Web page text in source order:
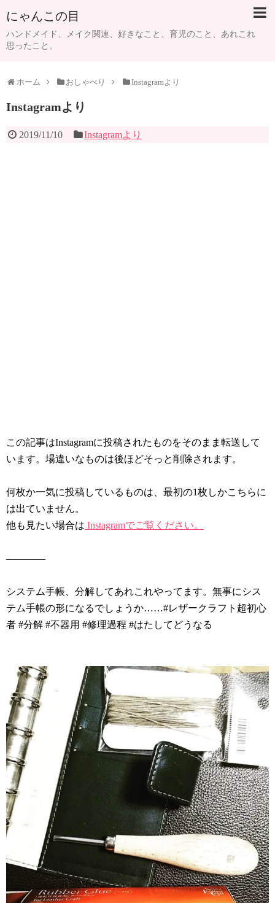
にゃんこの目
ハンドメイド、メイク関連、好きなこと、育児のこと、あれこれ
思ったこと。
ホーム おしゃべり Instagramより
Instagramより
2019/11/10 Instagramより
この記事はInstagramに投稿されたものをそのまま転送して
います。場違いなものは後ほどそっと削除されます。
何枚か一気に投稿しているものは、最初の1枚しかこちらに
は出ていません。
他も見たい場合は Instagramでご覧ください。
————
システム手帳、分解してあれこれやってます。無事にシス
テム手帳の形になるでしょうか……#レザークラフト超初心
者 #分解 #不器用 #修理過程 #はたしてどうなる